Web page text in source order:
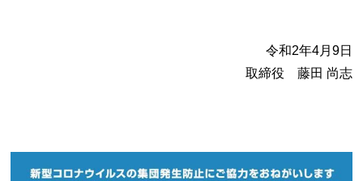
令和2年4月9日
取締役 藤田 尚志